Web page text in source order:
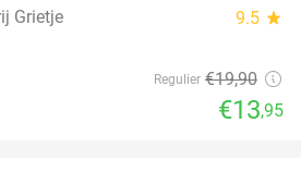
Grietje 9.5 star
Regulier €19,90
€13,95